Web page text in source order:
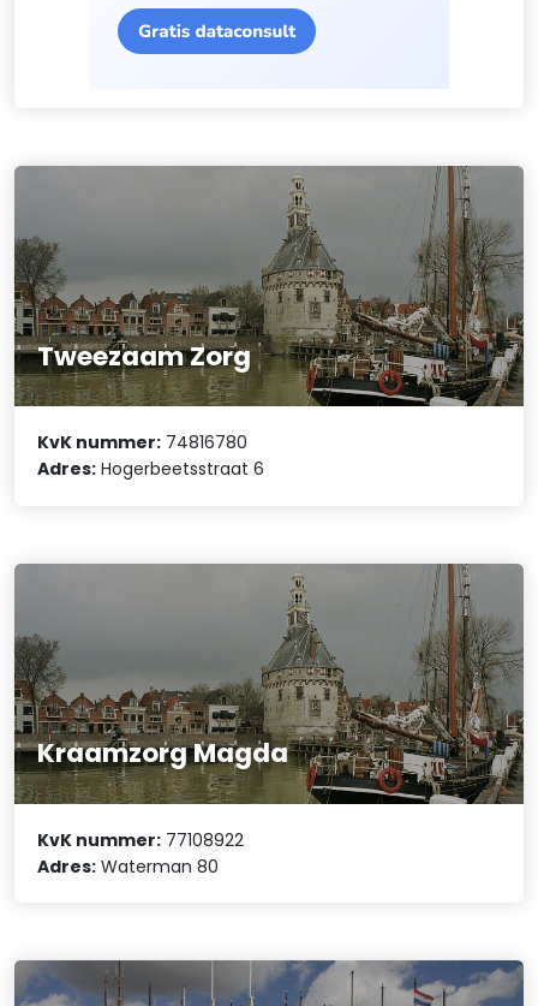
Tweezaam Zorg
KvK nummer: 74816780
Adres: Hogerbeetsstraat 6
Kraamzorg Magda
KvK nummer: 77108922
Adres: Waterman 80